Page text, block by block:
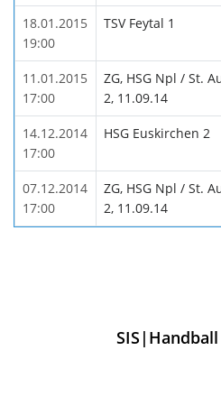
18.01.2015
19:00
TSV Feytal 1
11.01.2015
17:00
ZG, HSG Npl / St.
2, 11.09.14
14.12.2014
17:00
HSG Euskirchen 2
07.12.2014
17:00
ZG, HSG Npl / St.
2, 11.09.14